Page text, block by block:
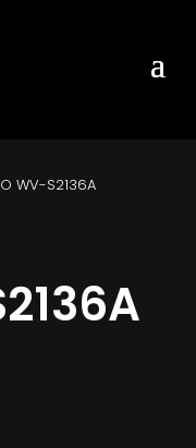
WV-S2136A